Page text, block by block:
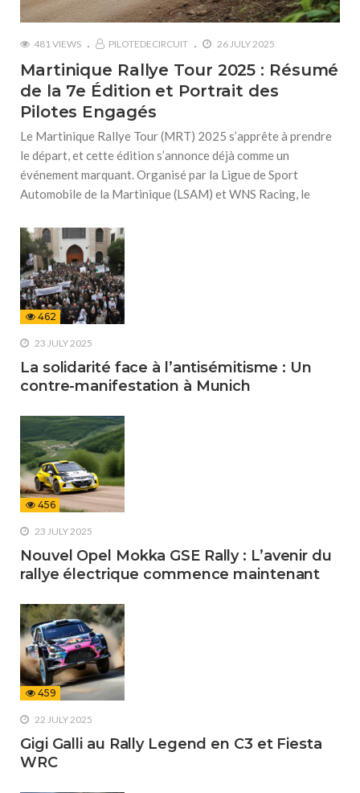
481 VIEWS PILOTEDECIRCUIT 26 JULY 2025
Martinique Rallye Tour 2025 : Résumé
de la 7e Édition et Portrait des
Pilotes Engagés
Le Martinique Rallye Tour (MRT) 2025 s’apprête à prendre
le départ, et cette édition s’annonce déjà comme un
événement marquant. Organisé par la Ligue de Sport
Automobile de la Martinique (LSAM) et WNS Racing, le
462
23 JULY 2025
La solidarité face à l’antisémitisme : Un
contre-manifestation à Munich
456
23 JULY 2025
Nouvel Opel Mokka GSE Rally : L’avenir du
rallye électrique commence maintenant
459
22 JULY 2025
Gigi Galli au Rally Legend en C3 et Fiesta
WRC